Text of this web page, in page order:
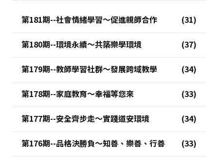
第181期--社會情緒學習～促進親師合作
第180期--環境永續～共築樂學環境
第179期--教師學習社群～發展跨域教學
第178期--家庭教育～幸福等您來
第177期--安全齊步走～實踐道安環境
第176期--品格決勝負～知善、樂善、行善